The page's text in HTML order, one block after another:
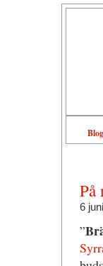
Blog
På
6
”